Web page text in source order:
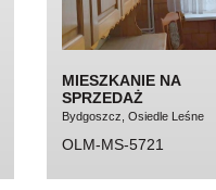
MIESZKANIE NA
SPRZEDAŻ
Bydgoszcz, Osiedle Leśne
OLM-MS-5721